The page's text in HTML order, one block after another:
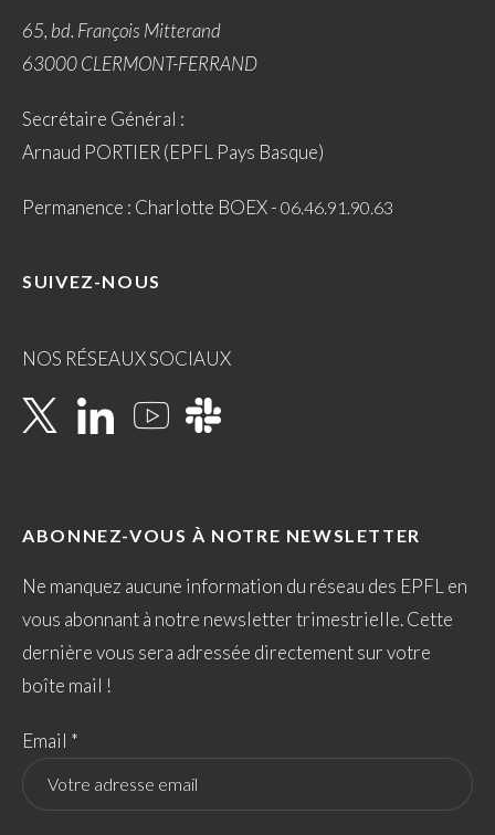
65, bd. François Mitterand
63000 CLERMONT-FERRAND
Secrétaire Général :
Arnaud PORTIER (EPFL Pays Basque)
Permanence : Charlotte BOEX -06.46.91.90.63
SUIVEZ-NOUS
NOS RÉSEAUX SOCIAUX
ABONNEZ-VOUS À NOTRE NEWSLETTER
Ne manquez aucune information du réseau des EPFL en
vous abonnant à notre newsletter trimestrielle. Cette
dernière vous sera adressée directement sur votre
boîte mail !
Email *